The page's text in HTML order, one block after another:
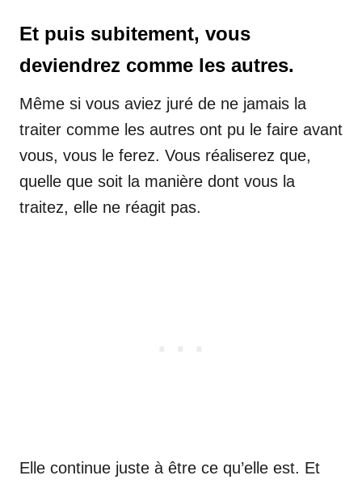
Et puis subitement, vous
deviendrez comme les autres.
Même si vous aviez juré de ne jamais la
traiter comme les autres ont pu le faire avant
vous, vous le ferez. Vous réaliserez que,
quelle que soit la manière dont vous la
traitez, elle ne réagit pas.
Elle continue juste à être ce qu’elle est. Et